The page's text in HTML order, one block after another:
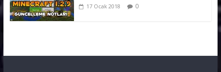
17 Ocak 2018 0